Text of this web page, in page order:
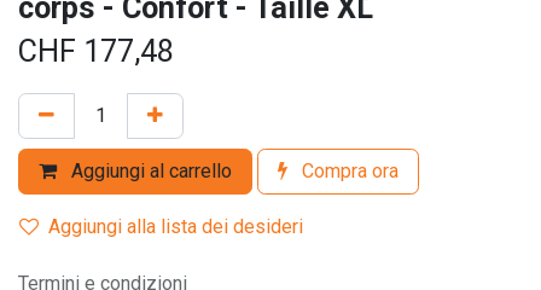
corps - Confort - Taille XL
CHF 177,48
Aggiungi al carrello Compra ora
Aggiungi alla lista dei desideri
Termini e condizioni